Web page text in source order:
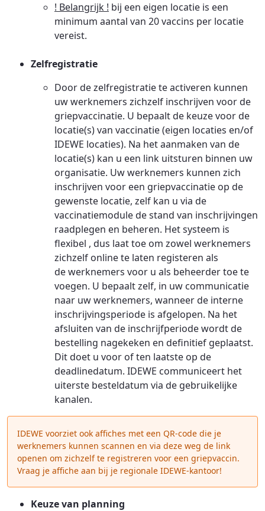
! Belangrijk ! bij een eigen locatie is een
minimum aantal van 20 vaccins per locatie
vereist.
Zelfregistratie
Door de zelfregistratie te activeren kunnen
uw werknemers zichzelf inschrijven voor de
griepvaccinatie. U bepaalt de keuze voor de
locatie(s) van vaccinatie (eigen locaties en/of
IDEWE locaties). Na het aanmaken van de
locatie(s) kan u een link uitsturen binnen uw
organisatie. Uw werknemers kunnen zich
inschrijven voor een griepvaccinatie op de
gewenste locatie, zelf kan u via de
vaccinatiemodule de stand van inschrijvingen
raadplegen en beheren. Het systeem is
flexibel , dus laat toe om zowel werknemers
zichzelf online te laten registeren als
de werknemers voor u als beheerder toe te
voegen. U bepaalt zelf, in uw communicatie
naar uw werknemers, wanneer de interne
inschrijvingsperiode is afgelopen. Na het
afsluiten van de inschrijfperiode wordt de
bestelling nagekeken en definitief geplaatst.
Dit doet u voor of ten laatste op de
deadlinedatum. IDEWE communiceert het
uiterste besteldatum via de gebruikelijke
kanalen.
IDEWE voorziet ook affiches met een QR-code die je
werknemers kunnen scannen en via deze weg de link
openen om zichzelf te registreren voor een griepvaccin.
Vraag je affiche aan bij je regionale IDEWE-kantoor!
Keuze van planning